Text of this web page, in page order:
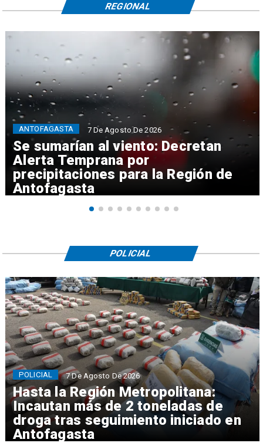
Se sumarían al viento: Decretan
Alerta Temprana por
precipitaciones para la Región de
Antofagasta
ANTOFAGASTA 7 De Agosto De 2026
REGIONAL
Hasta la Región Metropolitana:
Incautan más de 2 toneladas de
droga tras seguimiento iniciado en
Antofagasta
POLICIAL 7 De Agosto De 2026
POLICIAL